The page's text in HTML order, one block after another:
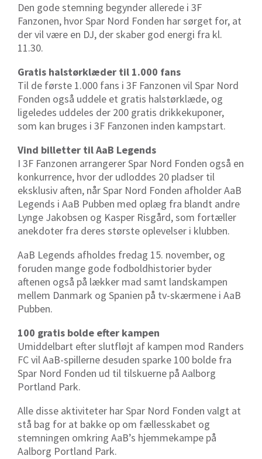
Den gode stemning begynder allerede i 3F
Fanzonen, hvor Spar Nord Fonden har sørget for, at
der vil være en DJ, der skaber god energi fra kl.
11.30.
Gratis halstørklæder til 1.000 fans
Til de første 1.000 fans i 3F Fanzonen vil Spar Nord
Fonden også uddele et gratis halstørklæde, og
ligeledes uddeles der 200 gratis drikkekuponer,
som kan bruges i 3F Fanzonen inden kampstart.
Vind billetter til AaB Legends
I 3F Fanzonen arrangerer Spar Nord Fonden også en
konkurrence, hvor der udloddes 20 pladser til
eksklusiv aften, når Spar Nord Fonden afholder AaB
Legends i AaB Pubben med oplæg fra blandt andre
Lynge Jakobsen og Kasper Risgård, som fortæller
anekdoter fra deres største oplevelser i klubben.
AaB Legends afholdes fredag 15. november, og
foruden mange gode fodboldhistorier byder
aftenen også på lækker mad samt landskampen
mellem Danmark og Spanien på tv-skærmene i AaB
Pubben.
100 gratis bolde efter kampen
Umiddelbart efter slutfløjt af kampen mod Randers
FC vil AaB-spillerne desuden sparke 100 bolde fra
Spar Nord Fonden ud til tilskuerne på Aalborg
Portland Park.
Alle disse aktiviteter har Spar Nord Fonden valgt at
stå bag for at bakke op om fællesskabet og
stemningen omkring AaB’s hjemmekampe på
Aalborg Portland Park.